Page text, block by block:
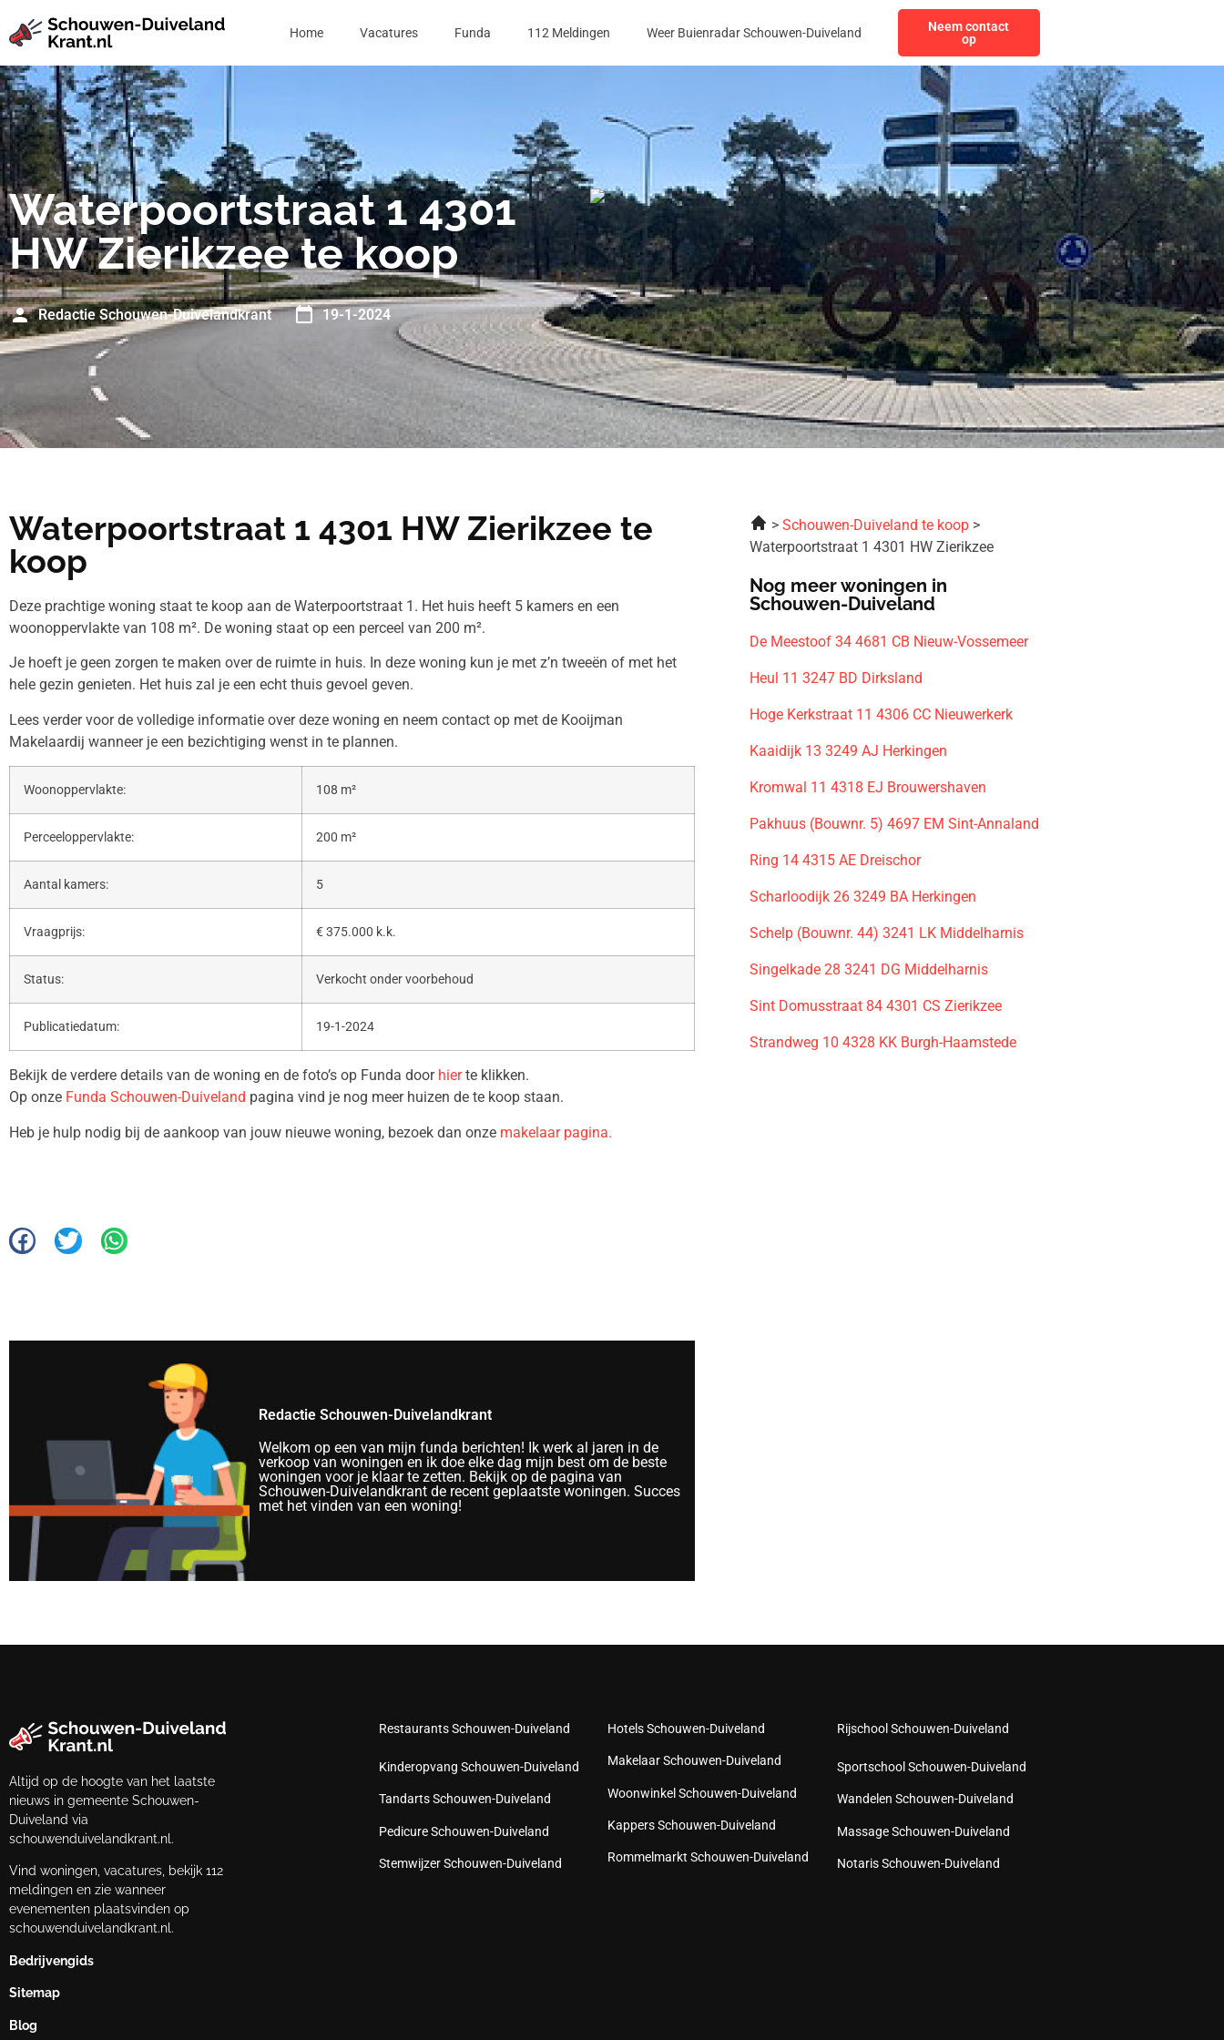
Home Vacatures Funda 112 Meldingen Weer Buienradar Schouwen-Duiveland
Neem contact
op
Waterpoortstraat 1 4301
HW Zierikzee te koop
Redactie Schouwen-Duivelandkrant 19-1-2024
Waterpoortstraat 1 4301 HW Zierikzee te
koop
Deze prachtige woning staat te koop aan de Waterpoortstraat 1. Het huis heeft 5 kamers en een
woonoppervlakte van 108 m². De woning staat op een perceel van 200 m².
Je hoeft je geen zorgen te maken over de ruimte in huis. In deze woning kun je met z’n tweeën of met het
hele gezin genieten. Het huis zal je een echt thuis gevoel geven.
Lees verder voor de volledige informatie over deze woning en neem contact op met de Kooijman
Makelaardij wanneer je een bezichtiging wenst in te plannen.
Woonoppervlakte: 108 m²
Perceeloppervlakte: 200 m²
Aantal kamers: 5
Vraagprijs: € 375.000 k.k.
Status: Verkocht onder voorbehoud
Publicatiedatum: 19-1-2024
Bekijk de verdere details van de woning en de foto’s op Funda door hierte klikken.
Op onze Funda Schouwen-Duiveland pagina vind je nog meer huizen de te koop staan.
Heb je hulp nodig bij de aankoop van jouw nieuwe woning, bezoek dan onze makelaar pagina.
Redactie Schouwen-Duivelandkrant
Welkom op een van mijn funda berichten! Ik werk al jaren in de
verkoop van woningen en ik doe elke dag mijn best om de beste
woningen voor je klaar te zetten. Bekijk op de pagina van
Schouwen-Duivelandkrant de recent geplaatste woningen. Succes
met het vinden van een woning!
Schouwen-Duiveland te koop
Waterpoortstraat 1 4301 HW Zierikzee
Nog meer woningen in
Schouwen-Duiveland
De Meestoof 34 4681 CB Nieuw-Vossemeer
Heul 11 3247 BD Dirksland
Hoge Kerkstraat 11 4306 CC Nieuwerkerk
Kaaidijk 13 3249 AJ Herkingen
Kromwal 11 4318 EJ Brouwershaven
Pakhuus (Bouwnr. 5) 4697 EM Sint-Annaland
Ring 14 4315 AE Dreischor
Scharloodijk 26 3249 BA Herkingen
Schelp (Bouwnr. 44) 3241 LK Middelharnis
Singelkade 28 3241 DG Middelharnis
Sint Domusstraat 84 4301 CS Zierikzee
Strandweg 10 4328 KK Burgh-Haamstede
Altijd op de hoogte van het laatste
nieuws in gemeente Schouwen-
Duiveland via
schouwenduivelandkrant.nl.
Vind woningen, vacatures, bekijk 112
meldingen en zie wanneer
evenementen plaatsvinden op
schouwenduivelandkrant.nl.
Bedrijvengids
Sitemap
Blog
Restaurants Schouwen-Duiveland
Kinderopvang Schouwen-Duiveland
Tandarts Schouwen-Duiveland
Pedicure Schouwen-Duiveland
Stemwijzer Schouwen-Duiveland
Hotels Schouwen-Duiveland
Makelaar Schouwen-Duiveland
Woonwinkel Schouwen-Duiveland
Kappers Schouwen-Duiveland
Rommelmarkt Schouwen-Duiveland
Rijschool Schouwen-Duiveland
Sportschool Schouwen-Duiveland
Wandelen Schouwen-Duiveland
Massage Schouwen-Duiveland
Notaris Schouwen-Duiveland